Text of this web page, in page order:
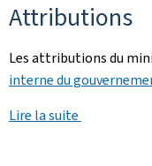
Attributions
Les attributions du
interne du
Lire la suite